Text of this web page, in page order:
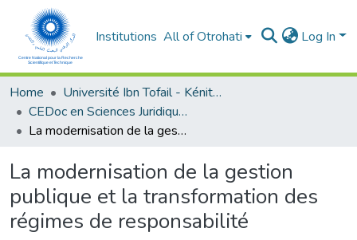
Institutions All of Otrohati Log In
Home
Université Ibn Tofail - Kénitra
CEDoc en Sciences Juridiques, Economiques, Sociales et de Gestion (CED - SJESG)
La modernisation de la gestion publique et la transformation des régimes de responsabilité
La modernisation de la gestion
publique et la transformation des
régimes de responsabilité